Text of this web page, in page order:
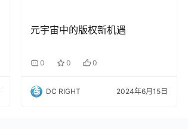
元宇宙中的版权新机遇
0 0 0
DC RIGHT 2024年6月15日